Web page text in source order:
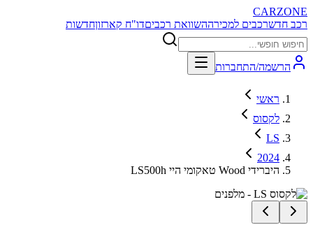
CARZONE
רכב חדשרכבים למכירההשוואת רכביםדו"ח קארזוןחדשות
הרשמה/התחברות
ראשי
לקסוס
LS
2024
LS500h טאקומי היי Wood היברידי